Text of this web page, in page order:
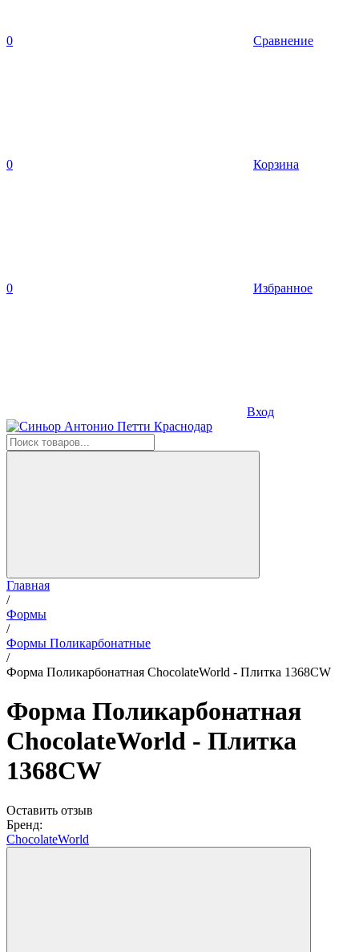
0 Сравнение
0 Корзина
0 Избранное
Вход
Главная
/
Формы
/
Формы Поликарбонатные
/
Форма Поликарбонатная ChocolateWorld - Плитка 1368CW
Форма Поликарбонатная
ChocolateWorld - Плитка
1368CW
Оставить отзыв
Бренд:
ChocolateWorld